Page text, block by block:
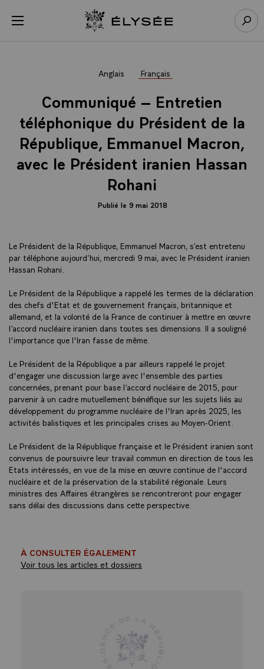
menu Retour à l’accueil Élysée
Anglais Français
Communiqué – Entretien
téléphonique du Président de la
République, Emmanuel Macron,
avec le Président iranien Hassan
Rohani
Publié le 9 mai 2018
Le Président de la République, Emmanuel Macron, s’est entretenu
par téléphone aujourd’hui, mercredi 9 mai, avec le Président iranien
Hassan Rohani.
Le Président de la République a rappelé les termes de la déclaration
des chefs d'Etat et de gouvernement français, britannique et
allemand, et la volonté de la France de continuer à mettre en œuvre
l’accord nucléaire iranien dans toutes ses dimensions. Il a souligné
l'importance que l'Iran fasse de même.
Le Président de la République a par ailleurs rappelé le projet
d'engager une discussion large avec l'ensemble des parties
concernées, prenant pour base l’accord nucléaire de 2015, pour
parvenir à un cadre mutuellement bénéfique sur les sujets liés au
développement du programme nucléaire de l'Iran après 2025, les
activités balistiques et les principales crises au Moyen-Orient.
Le Président de la République française et le Président iranien sont
convenus de poursuivre leur travail commun en direction de tous les
Etats intéressés, en vue de la mise en œuvre continue de l'accord
nucléaire et de la préservation de la stabilité régionale. Leurs
ministres des Affaires étrangères se rencontreront pour engager
sans délai des discussions dans cette perspective.
À CONSULTER ÉGALEMENT
Voir tous les articles et dossiers
Panneau de gestion des cookies